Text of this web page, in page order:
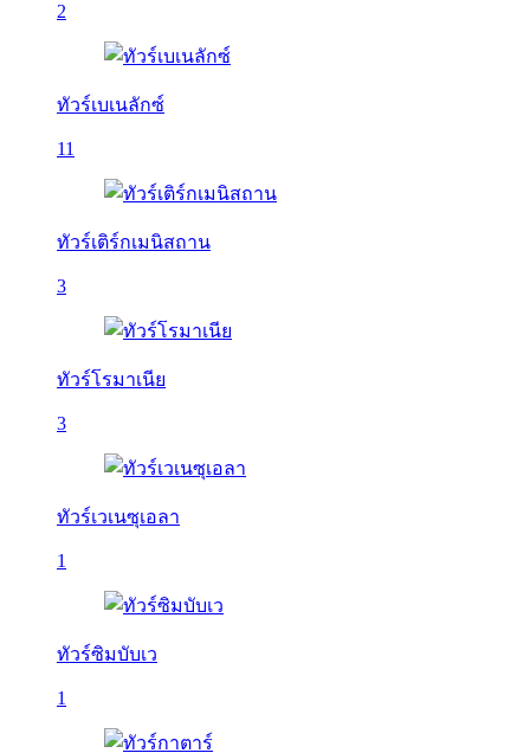
2
ทัวร์เบเนลักซ์
11
ทัวร์เติร์กเมนิสถาน
3
ทัวร์โรมาเนีย
3
ทัวร์เวเนซุเอลา
1
ทัวร์ซิมบับเว
1